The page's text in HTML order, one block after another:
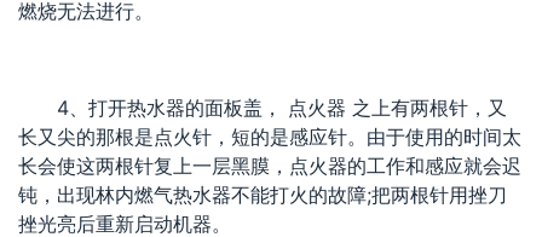
燃烧无法进行。
4、打开热水器的面板盖， 点火器 之上有两根针，又
长又尖的那根是点火针，短的是感应针。由于使用的时间太
长会使这两根针复上一层黑膜，点火器的工作和感应就会迟
钝，出现林内燃气热水器不能打火的故障;把两根针用挫刀
挫光亮后重新启动机器。